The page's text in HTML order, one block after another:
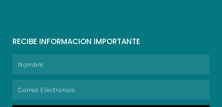
RECIBE INFORMACION IMPORTANTE